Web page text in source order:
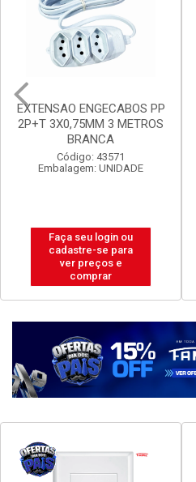
FILTRO DE LINHA
ENGECABOS 4 TOMADAS
0,80 METRO BRANCA
Código: 43560
Embalagem: UNIDADE
Faça seu login ou
cadastre-se para
ver preços e
comprar